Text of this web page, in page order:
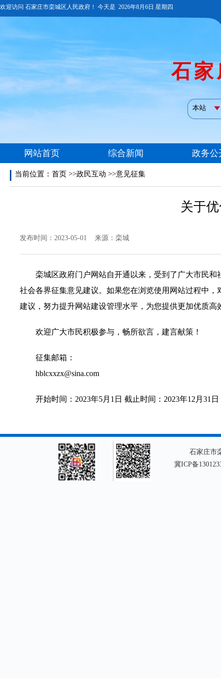
当前位置： 首页 >>政民互动 >>意见征集
关于
发布时间：2023-05-01 来源：栾城
栾城区政府门户网站自开通以来，受到了广大市民
社会各界征集意见建议。如果您在浏览使用网站过程中
建议，努力提升网站建设管理水平，为您提供更加优质高
欢迎广大市民积极参与，畅所欲言，建言献策！
征集邮箱：
hblcxxzx@sina.com
开始时间：2023年5月1日 截止时间：2023年12月31日